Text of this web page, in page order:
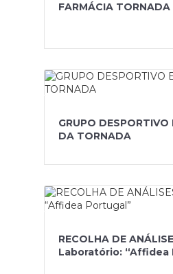
FARMÁCIA TORNADA
GRUPO DESPORTIVO
DA TORNADA
RECOLHA DE
Laboratório: “Affidea